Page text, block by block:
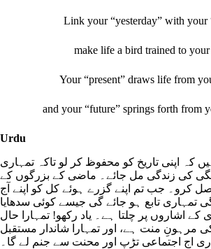
Link your “yesterday” with your
make life a bird trained to your
Your “present” draws life from
and your “future” springs forth from
Urdu
کہ اپنی تاریخ کو محفوظ کر لو تاکہ تمہاری
کی زندگی مل جائے۔ ماضی کے بزرگوں کے
کرو۔ جب تم اپنے گزرے ہوئے کل کو اپنے آج
تمہاری تابع ہو جائے گی جیسے کوئی سدھایا
کے اشاروں پر چلتا ہے۔ یاد رکھو! تمہارا حال
مرہونِ منت ہے، اور تمہارا شاندار مستقبل
اج اجتماعی تڑپ اور محنت سے جنم لے گا۔